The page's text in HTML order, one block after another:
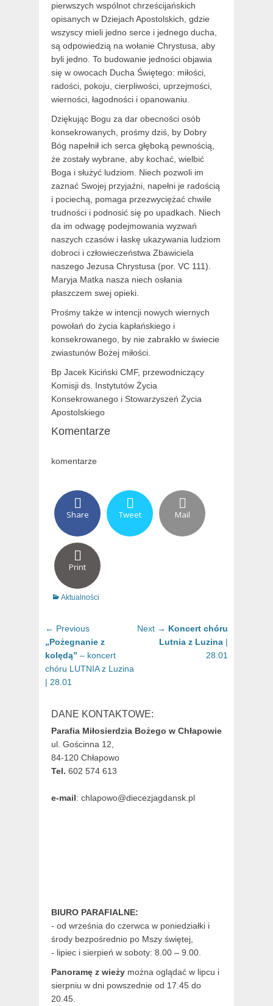
pierwszych wspólnot chrześcijańskich
opisanych w Dziejach Apostolskich, gdzie
wszyscy mieli jedno serce i jednego ducha,
są odpowiedzią na wołanie Chrystusa, aby
byli jedno. To budowanie jedności objawia
się w owocach Ducha Świętego: miłości,
radości, pokoju, cierpliwości, uprzejmości,
wierności, łagodności i opanowaniu.
Dziękując Bogu za dar obecności osób
konsekrowanych, prośmy dziś, by Dobry
Bóg napełnił ich serca głęboką pewnością,
że zostały wybrane, aby kochać, wielbić
Boga i służyć ludziom. Niech pozwoli im
zaznać Swojej przyjaźni, napełni je radością
i pociechą, pomaga przezwyciężać chwile
trudności i podnosić się po upadkach. Niech
da im odwagę podejmowania wyzwań
naszych czasów i łaskę ukazywania ludziom
dobroci i człowieczeństwa Zbawiciela
naszego Jezusa Chrystusa (por. VC 111).
Maryja Matka nasza niech osłania
płaszczem swej opieki.
Prośmy także w intencji nowych wiernych
powołań do życia kapłańskiego i
konsekrowanego, by nie zabrakło w świecie
zwiastunów Bożej miłości.
Bp Jacek Kiciński CMF, przewodniczący
Komisji ds. Instytutów Życia
Konsekrowanego i Stowarzyszeń Życia
Apostolskiego
Komentarze
komentarze
Share Tweet Mail
Print
Categories
Aktualności
Nawigacja
wpisu
← PreviousPrevious
post:
„Pożegnanie z
kolędą” – koncert
chóru LUTNIA z Luzina
| 28.01
Next → Next
post:
Koncert chóru
Lutnia z Luzina |
28.01
DANE KONTAKTOWE:
Parafia Miłosierdzia Bożego w Chłapowie
ul. Gościnna 12,
84-120 Chłapowo
Tel. 602 574 613
e-mail: chlapowo@diecezjagdansk.pl
BIURO PARAFIALNE:
- od września do czerwca w poniedziałki i
środy bezpośrednio po Mszy świętej,
- lipiec i sierpień w soboty: 8.00 – 9.00.
Panoramę z wieży można oglądać w lipcu i
sierpniu w dni powszednie od 17.45 do
20.45.